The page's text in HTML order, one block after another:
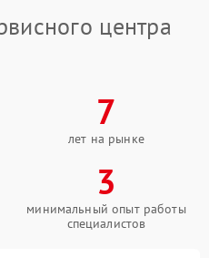
центра
7
лет на рынке
3
минимальный опыт работы
специалистов